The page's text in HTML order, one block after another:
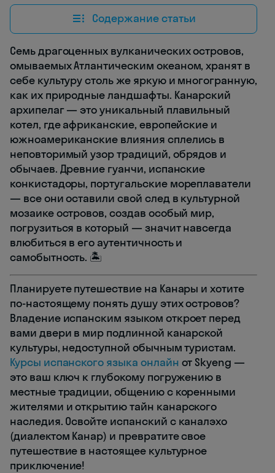
Содержание статьи
Семь драгоценных вулканических островов,
омываемых Атлантическим океаном, хранят в
себе культуру столь же яркую и многогранную,
как их природные ландшафты. Канарский
архипелаг — это уникальный плавильный
котел, где африканские, европейские и
южноамериканские влияния сплелись в
неповторимый узор традиций, обрядов и
обычаев. Древние гуанчи, испанские
конкистадоры, португальские мореплаватели
— все они оставили свой след в культурной
мозаике островов, создав особый мир,
погрузиться в который — значит навсегда
влюбиться в его аутентичность и
самобытность. 🏝️
Планируете путешествие на Канары и хотите
по-настоящему понять душу этих островов?
Владение испанским языком откроет перед
вами двери в мир подлинной канарской
культуры, недоступной обычным туристам.
Курсы испанского языка онлайн от Skyeng —
это ваш ключ к глубокому погружению в
местные традиции, общению с коренными
жителями и открытию тайн канарского
наследия. Освойте испанский с каналэхо
(диалектом Канар) и превратите свое
путешествие в настоящее культурное
приключение!